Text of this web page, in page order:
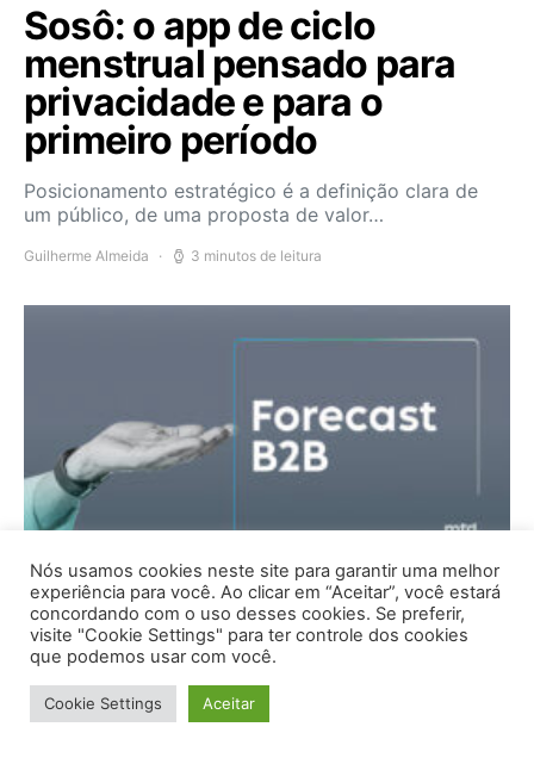
Sosô: o app de ciclo
menstrual pensado para
privacidade e para o
primeiro período
Posicionamento estratégico é a definição clara de
um público, de uma proposta de valor…
Guilherme Almeida 3 minutos de leitura
Forecast de vendas B2B:
como prever a receita sem
achismo
Nós usamos cookies neste site para garantir uma melhor
experiência para você. Ao clicar em “Aceitar”, você estará
concordando com o uso desses cookies. Se preferir,
visite "Cookie Settings" para ter controle dos cookies
que podemos usar com você.
Cookie Settings Aceitar